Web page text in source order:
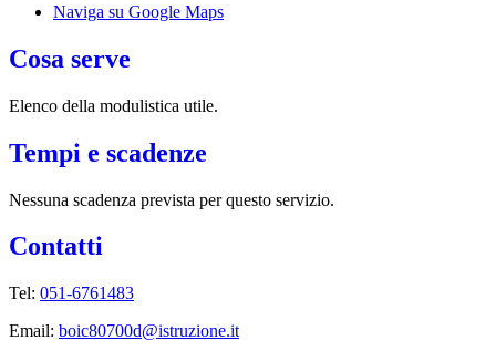
Naviga su Google Maps
Cosa serve
Elenco della modulistica utile.
Tempi e scadenze
Nessuna scadenza prevista per questo servizio.
Contatti
Tel: 051-6761483
Email: boic80700d@istruzione.it